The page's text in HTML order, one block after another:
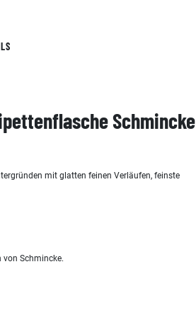
Schmincke
mit glatten feinen Verläufen, feinste
Schmincke.